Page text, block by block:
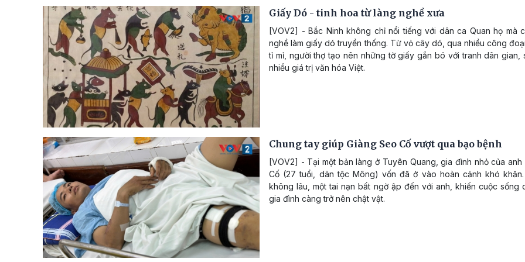
Giấy Dó - tinh hoa từ làng nghề xưa
[VOV2] - Bắc Ninh không chỉ nổi tiếng với dân ca Quan họ mà
nghề làm giấy dó truyền thống. Từ vỏ cây dó, qua nhiều công
tỉ mỉ, người thợ tạo nên những tờ giấy gắn bó với tranh dân gian,
nhiều giá trị văn hóa Việt.
Chung tay giúp Giàng Seo Cố vượt qua bạo bệnh
[VOV2] - Tại một bản làng ở Tuyên Quang, gia đình nhỏ của anh
Cố (27 tuổi, dân tộc Mông) vốn đã ở vào hoàn cảnh khó
không lâu, một tai nạn bất ngờ ập đến với anh, khiến cuộc sống
gia đình càng trở nên chật vật.